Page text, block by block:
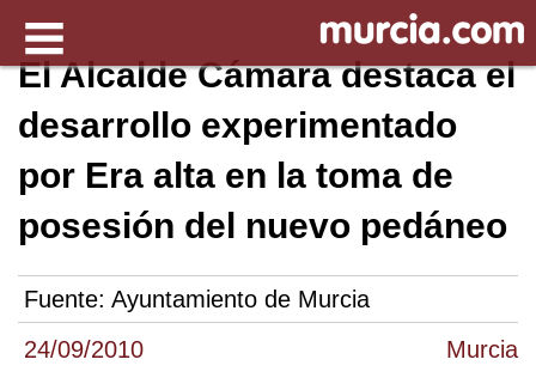
24/09/2010 Murcia
El Alcalde Cámara destaca el
desarrollo experimentado
por Era alta en la toma de
posesión del nuevo pedáneo
Fuente: Ayuntamiento de Murcia